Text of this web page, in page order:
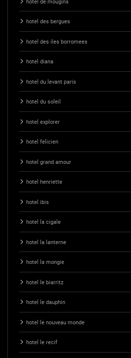
hotel de mougins
hotel des bergues
hotel des iles borromees
hotel diana
hotel du levant paris
hotel du soleil
hotel explorer
hotel felicien
hotel grand amour
hotel henriette
hotel ibis
hotel la cigale
hotel la lanterne
hotel la mongie
hotel le biarritz
hotel le dauphin
hotel le nouveau monde
hotel le recif